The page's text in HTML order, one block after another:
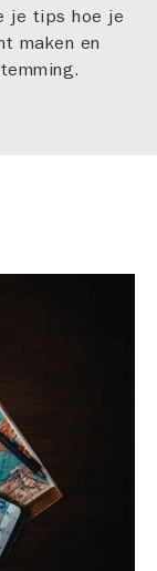
je tips hoe je
maken en